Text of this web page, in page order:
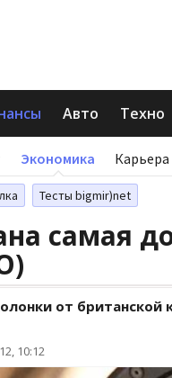
Авто Техно
Экономика
Тесты bigmir)net
самая
от британской
10:12